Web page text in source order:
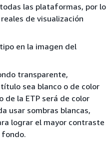
las plataformas, por lo
de visualización
en la imagen del
transparente,
sea blanco o de color
de la ETP será de color
usar sombras blancas,
lograr el mayor contraste
fondo.